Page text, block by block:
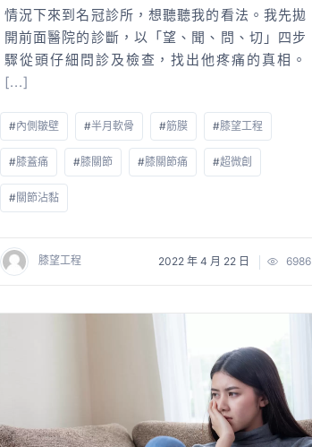
情況下來到名冠診所，想聽聽我的看法。我先拋
開前面醫院的診斷，以「望、聞、問、切」四步
驟從頭仔細問診及檢查，找出他疼痛的真相。
[...]
#內側皺壁 #半月軟骨 #筋膜 #膝望工程
#膝蓋痛 #膝關節 #膝關節痛 #超微創
#關節沾黏
膝望工程 2022 年 4 月 22 日 6986